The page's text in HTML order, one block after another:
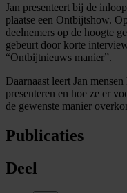
Jan presenteert bij de
plaatse een Ontbijtshow.
deelnemers op de hoogte
gebeurt door korte
“Ontbijtnieuws manier”.
Daarnaast leert Jan
presenteren en hoe ze er
de gewenste manier
Publicaties
Deel